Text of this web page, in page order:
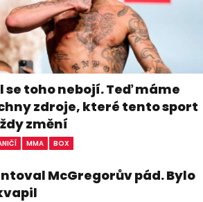
se toho nebojí. Teď máme
zdroje, které tento sport
změní
MMA BOX
McGregorův pád. Bylo